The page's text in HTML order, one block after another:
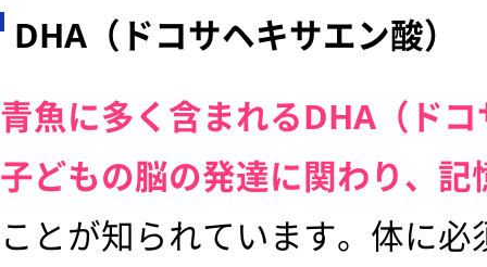
DHA（ドコサヘキサエン酸）
青魚に多く含まれるDHA（ド
子どもの脳の発達に関わり、
ことが知られています。体に